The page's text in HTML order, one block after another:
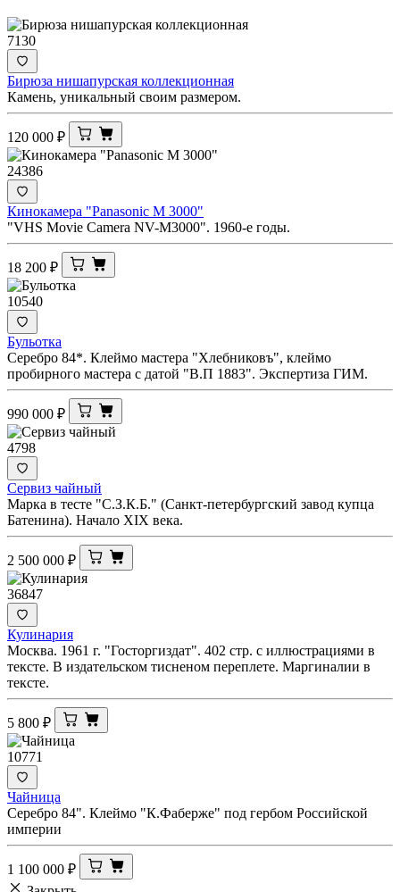
7130
Бирюза нишапурская коллекционная
Камень, уникальный своим размером.
120 000 ₽
24386
Кинокамера "Panasonic M 3000"
"VHS Movie Camera NV-M3000". 1960-е годы.
18 200 ₽
10540
Бульотка
Серебро 84*. Клеймо мастера "Хлебниковъ", клеймо
пробирного мастера с датой "В.П 1883". Экспертиза ГИМ.
990 000 ₽
4798
Сервиз чайный
Марка в тесте "С.З.К.Б." (Санкт-петербургский завод купца
Батенина). Начало XIX века.
2 500 000 ₽
36847
Кулинария
Москва. 1961 г. "Госторгиздат". 402 стр. с иллюстрациями в
тексте. В издательском тисненом переплете. Маргиналии в
тексте.
5 800 ₽
10771
Чайница
Серебро 84". Клеймо "К.Фаберже" под гербом Российской
империи
1 100 000 ₽